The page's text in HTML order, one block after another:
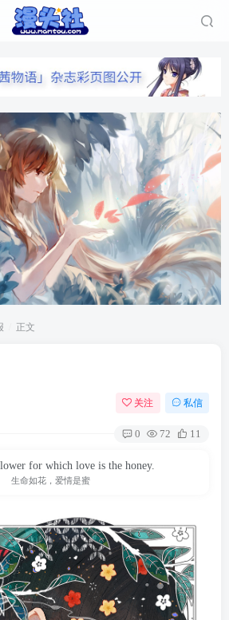
正文
关注 私信
0 72 11
for which love is the honey.
生命如花，爱情是蜜